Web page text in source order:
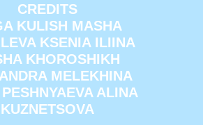
CREDITS
KULISH MASHA
KSENIA ILIINA
KHOROSHIKH
MELEKHINA
ALINA
KUZNETSOVA